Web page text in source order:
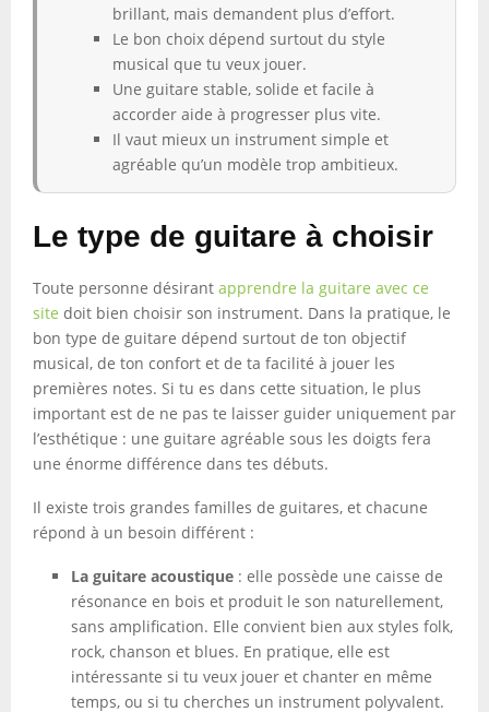
brillant, mais demandent plus d’effort.
Le bon choix dépend surtout du style
musical que tu veux jouer.
Une guitare stable, solide et facile à
accorder aide à progresser plus vite.
Il vaut mieux un instrument simple et
agréable qu’un modèle trop ambitieux.
Le type de guitare à choisir
Toute personne désirant apprendre la guitare avec ce
site doit bien choisir son instrument. Dans la pratique, le
bon type de guitare dépend surtout de ton objectif
musical, de ton confort et de ta facilité à jouer les
premières notes. Si tu es dans cette situation, le plus
important est de ne pas te laisser guider uniquement par
l’esthétique : une guitare agréable sous les doigts fera
une énorme différence dans tes débuts.
Il existe trois grandes familles de guitares, et chacune
répond à un besoin différent :
La guitare acoustique : elle possède une caisse de
résonance en bois et produit le son naturellement,
sans amplification. Elle convient bien aux styles folk,
rock, chanson et blues. En pratique, elle est
intéressante si tu veux jouer et chanter en même
temps, ou si tu cherches un instrument polyvalent.